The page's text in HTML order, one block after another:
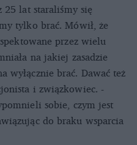
25 lat staraliśmy się
tylko brać. Mówił, że
przez wielu
na jakiej zasadzie
wyłącznie brać. Dawać też
i związkowiec. -
sobie, czym jest
do braku wsparcia